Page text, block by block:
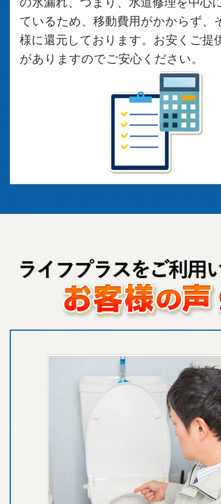
ているため、移動費用がかからず、
様に還元しております。お安くご提
がありますのでご安心ください。